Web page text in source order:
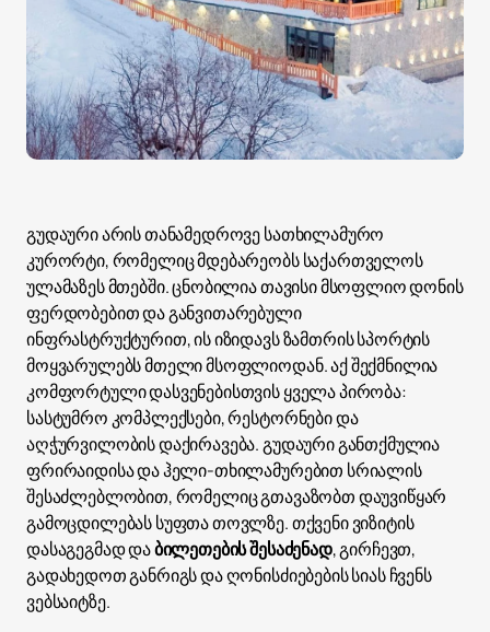
გუდაური არის თანამედროვე სათხილამურო
კურორტი, რომელიც მდებარეობს საქართველოს
ულამაზეს მთებში. ცნობილია თავისი მსოფლიო დონის
ფერდობებით და განვითარებული
ინფრასტრუქტურით, ის იზიდავს ზამთრის სპორტის
მოყვარულებს მთელი მსოფლიოდან. აქ შექმნილია
კომფორტული დასვენებისთვის ყველა პირობა:
სასტუმრო კომპლექსები, რესტორნები და
აღჭურვილობის დაქირავება. გუდაური განთქმულია
ფრირაიდისა და ჰელი-თხილამურებით სრიალის
შესაძლებლობით, რომელიც გთავაზობთ დაუვიწყარ
გამოცდილებას სუფთა თოვლზე. თქვენი ვიზიტის
დასაგეგმად დაბილეთების შესაძენად, გირჩევთ,
გადახედოთ განრიგს და ღონისძიებების სიას ჩვენს
ვებსაიტზე.